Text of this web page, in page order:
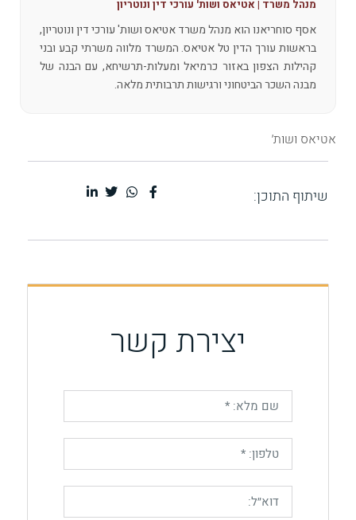
מנהל משרד | אטיאס ושות' עורכי דין ונוטריון
אסף סוחריאנו הוא מנהל משרד אטיאס ושות' עורכי דין ונוטריון,
בראשות עורך הדין טל אטיאס. המשרד מלווה משרתי קבע ובני
קהילות הצפון באזור כרמיאל ומעלות-תרשיחא, עם הבנה של
מבנה השכר הביטחוני ורגישות תרבותית מלאה.
אטיאס ושות׳
שיתוף התוכן:
יצירת קשר